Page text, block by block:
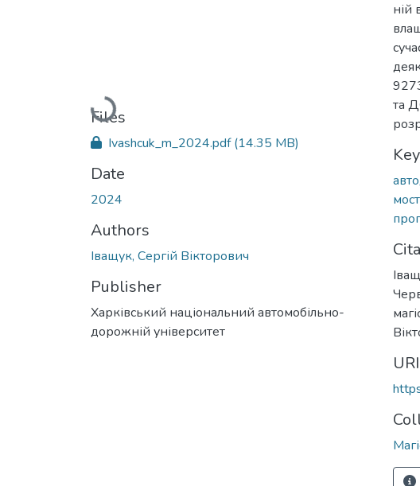
Loading...
Files
Ivashcuk_m_2024.pdf(14.35 MB)
Date
2024
Authors
Іващук, Сергій Вікторович
Publisher
Харківський національний автомобільно-
дорожній університет
ній
та
URI